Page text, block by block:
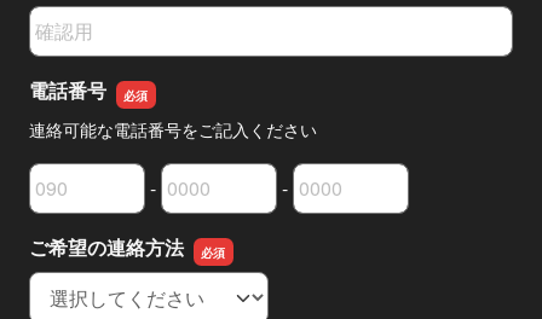
メールアドレスの確認用
電話番号
連絡可能な電話番号をご記入ください
電話番号の市外局番
-
電話番号の市内局番 -
電話番号の加入者番号
ご希望の連絡方法
ご希望の連絡方法